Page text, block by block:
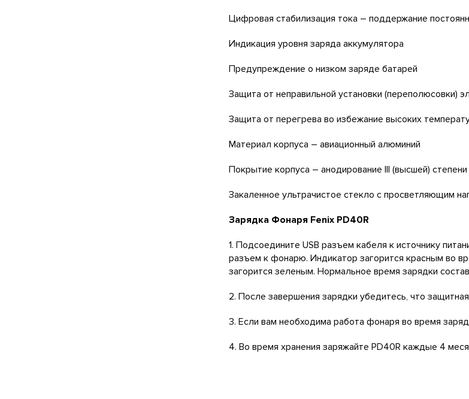
Цифровая стабилизация тока – поддержание
Индикация уровня заряда аккумулятора
Предупреждение о низком заряде батарей
Защита от неправильной установки (переполюсовки)
Защита от перегрева во избежание высоких
Материал корпуса – авиационный алюминий
Покрытие корпуса – анодирование III (высшей)
Закаленное ультрачистое стекло с просветляющим
Зарядка Фонаря Fenix PD40R
1. Подсоедините USB разъем кабеля к источнику
разъем к фонарю. Индикатор загорится красным во
загорится зеленым. Нормальное время зарядки
2. После завершения зарядки убедитесь, что
3. Если вам необходима работа фонаря во время
4. Во время хранения заряжайте PD40R каждые 4